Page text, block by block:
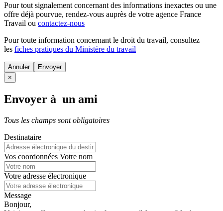
Pour tout signalement concernant des informations inexactes ou une
offre déjà pourvue, rendez-vous auprès de votre agence France
Travail ou contactez-nous
Pour toute information concernant le droit du travail, consultez
les fiches pratiques du Ministère du travail
Annuler
×
Envoyer à un ami
Tous les champs sont obligatoires
Destinataire
Vos coordonnées Votre nom
Votre adresse électronique
Message
Bonjour,